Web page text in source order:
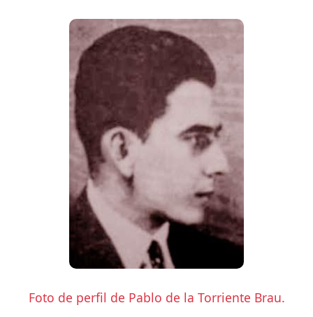
Foto de perfil de Pablo de la Torriente Brau.